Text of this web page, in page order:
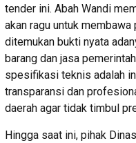
tender ini. Abah Wandi
akan ragu untuk
ditemukan bukti nyata
barang dan jasa
spesifikasi teknis adalah
transparansi dan
daerah agar tidak timbul
Hingga saat ini, pihak